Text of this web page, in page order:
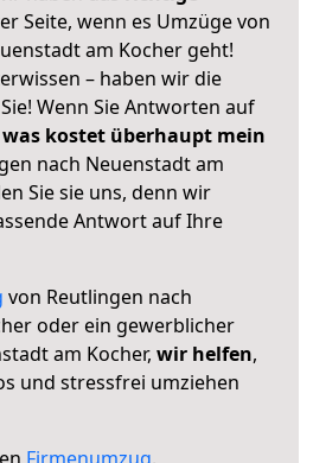
Seite, wenn es Umzüge von
am Kocher geht!
– haben wir die
Wenn Sie Antworten auf
was kostet überhaupt mein
nach Neuenstadt am
Sie sie uns, denn wir
Antwort auf Ihre
von Reutlingen nach
oder ein gewerblicher
am Kocher, wir helfen,
und stressfrei umziehen